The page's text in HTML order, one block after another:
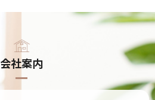
会社案内